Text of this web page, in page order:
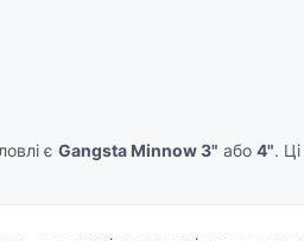
є Gangsta Minnow 3" або 4".